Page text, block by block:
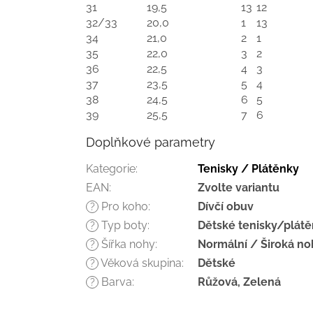
31
19,5 13 12
32/33
20,0 1
13
34
21,0 2
1
35
22,0 3
2
36
22,5 4
3
37
23,5 5
4
38
24,5 6
5
39
25,5 7 6
Doplňkové parametry
Kategorie:
Tenisky / Plátěnky
EAN: Zvolte variantu
? Pro koho: Dívčí obuv
? Typ boty: Dětské tenisky/
? Šířka nohy: Normální / Široká
? Věková skupina: Dětské
? Barva: Růžová, Zelená